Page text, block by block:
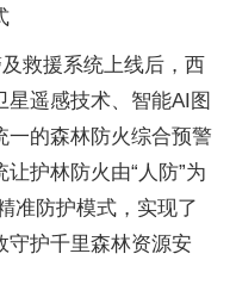
救援系统上线后，西
遥感技术、智能AI图
一的森林防火综合预警
护林防火由“人防”为
准防护模式，实现了
守护千里森林资源安